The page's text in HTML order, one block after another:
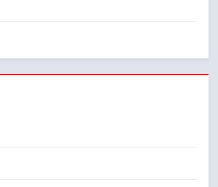
తిరుమల లడ్డూ నెయ్యి కల్తీ: పవిత్ర